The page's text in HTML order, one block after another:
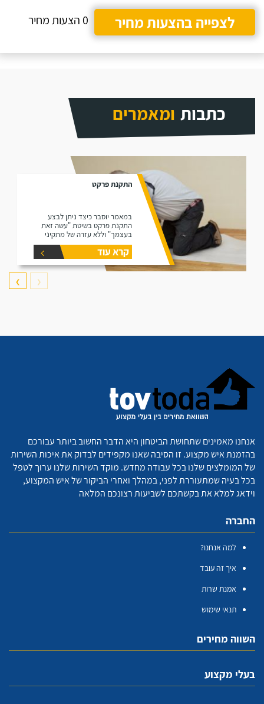
לצפייה בהצעות מחיר
0 הצעות מחיר
כתבות ומאמרים
התקנת פרקט
במאמר יוסבר כיצד ניתן לבצע
התקנת פרקט בשיטת "עשה זאת
בעצמך" וללא עזרה של מתקיני
פרקטים.
קרא עוד
❮
❯
אנחנו מאמינים שתחושת הביטחון היא הדבר החשוב ביותר עבורכם
בהזמנת איש מקצוע. זו הסיבה שאנו מקפידים לבדוק את איכות השירות
של המומלצים שלנו בכל עבודה מחדש. מוקד השירות שלנו ערוך לטפל
בכל בעיה שמתעוררת לפני, במהלך ואחרי הביקור של איש המקצוע,
וידאג למלא את בקשתכם לשביעות רצונכם המלאה
החברה
למה אנחנו?
איך זה עובד
אמנת שרות
תנאי שימוש
השווה מחירים
בעלי מקצוע